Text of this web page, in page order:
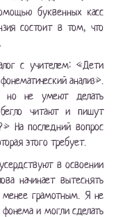
буквенных касс
состоит в том, что
с учителем: «Дети
анализ».
не умеют делать
читают и пишут
На последний вопрос
этого требует.
в освоении
начинает вытеснять
менее грамотным. Я не
фонема и могли сделать